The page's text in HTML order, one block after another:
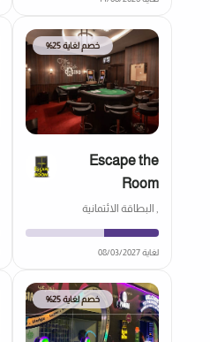
خصم لغاية 25%
Escape the
Room
, البطاقة الائتمانية
لغاية 08/03/2027
خصم لغاية 25%